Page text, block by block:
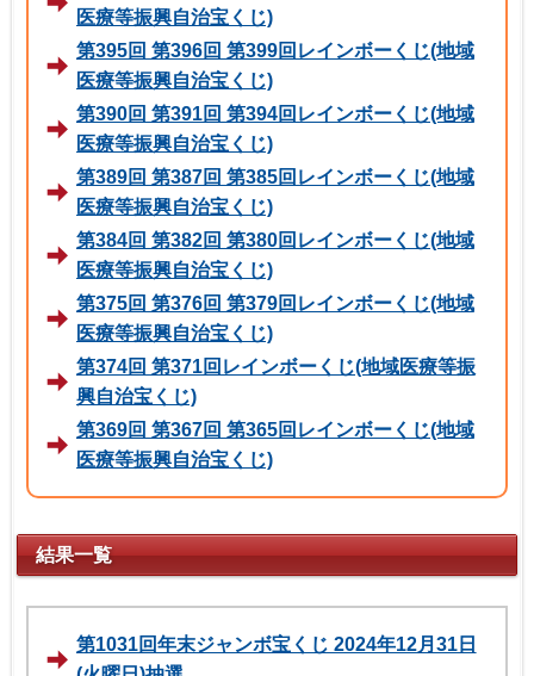
医療等振興自治宝くじ)
第395回 第396回 第399回レインボーくじ(地域
医療等振興自治宝くじ)
第390回 第391回 第394回レインボーくじ(地域
医療等振興自治宝くじ)
第389回 第387回 第385回レインボーくじ(地域
医療等振興自治宝くじ)
第384回 第382回 第380回レインボーくじ(地域
医療等振興自治宝くじ)
第375回 第376回 第379回レインボーくじ(地域
医療等振興自治宝くじ)
第374回 第371回レインボーくじ(地域医療等振
興自治宝くじ)
第369回 第367回 第365回レインボーくじ(地域
医療等振興自治宝くじ)
結果一覧
第1031回年末ジャンボ宝くじ 2024年12月31日